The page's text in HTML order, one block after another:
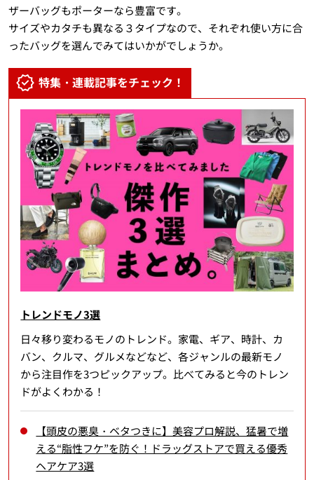
ザーバッグもポーターなら豊富です。
サイズやカタチも異なる３タイプなので、それぞれ使い方に合
ったバッグを選んでみてはいかがでしょうか。
特集・連載記事をチェック！
トレンドモノ3選
日々移り変わるモノのトレンド。家電、ギア、時計、カ
バン、クルマ、グルメなどなど、各ジャンルの最新モノ
から注目作を3つピックアップ。比べてみると今のトレン
ドがよくわかる！
【頭皮の悪臭・ベタつきに】美容プロ解説、猛暑で増
える“脂性フケ”を防ぐ！ドラッグストアで買える優秀
ヘアケア3選